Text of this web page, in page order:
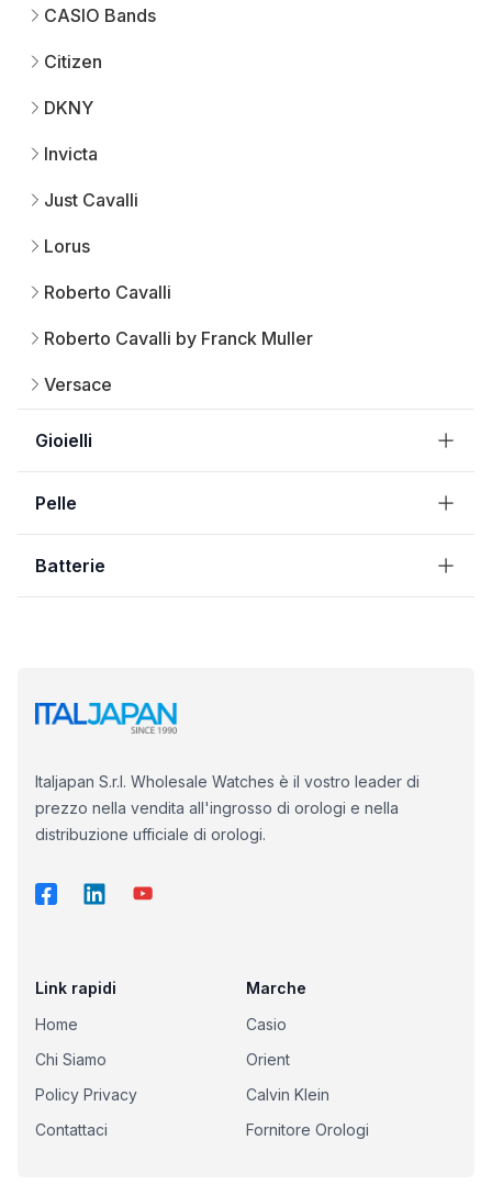
CASIO Bands
Citizen
DKNY
Invicta
Just Cavalli
Lorus
Roberto Cavalli
Roberto Cavalli by Franck Muller
Versace
Gioielli
Pelle
Batterie
Italjapan S.r.l. Wholesale Watches è il vostro leader di
prezzo nella vendita all'ingrosso di orologi e nella
distribuzione ufficiale di orologi.
Link rapidi
Home
Chi Siamo
Policy Privacy
Contattaci
Marche
Casio
Orient
Calvin Klein
Fornitore Orologi